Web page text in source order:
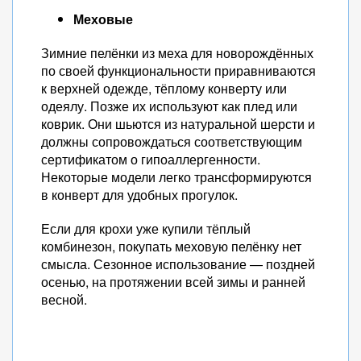
Меховые
Зимние пелёнки из меха для новорождённых
по своей функциональности приравниваются
к верхней одежде, тёплому конверту или
одеялу. Позже их используют как плед или
коврик. Они шьются из натуральной шерсти и
должны сопровождаться соответствующим
сертификатом о гипоаллергенности.
Некоторые модели легко трансформируются
в конверт для удобных прогулок.
Если для крохи уже купили тёплый
комбинезон, покупать меховую пелёнку нет
смысла. Сезонное использование — поздней
осенью, на протяжении всей зимы и ранней
весной.